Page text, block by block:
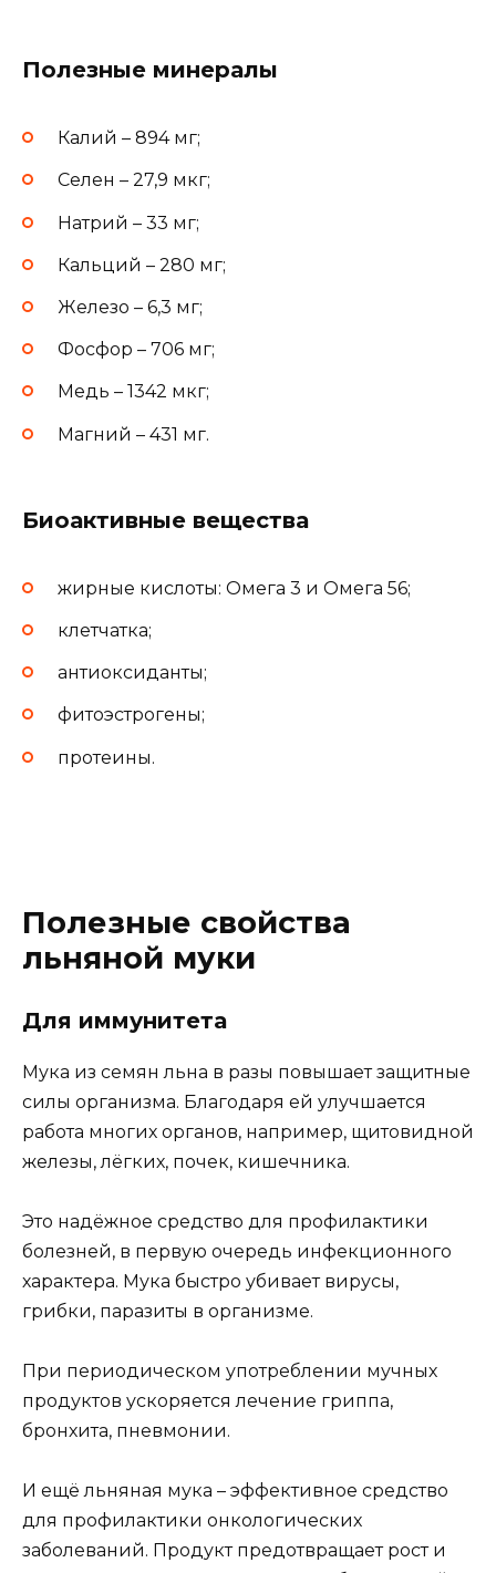
Полезные минералы
Калий – 894 мг;
Селен – 27,9 мкг;
Натрий – 33 мг;
Кальций – 280 мг;
Железо – 6,3 мг;
Фосфор – 706 мг;
Медь – 1342 мкг;
Магний – 431 мг.
Биоактивные вещества
жирные кислоты: Омега 3 и Омега 56;
клетчатка;
антиоксиданты;
фитоэстрогены;
протеины.
Полезные свойства
льняной муки
Для иммунитета
Мука из семян льна в разы повышает защитные
силы организма. Благодаря ей улучшается
работа многих органов, например, щитовидной
железы, лёгких, почек, кишечника.
Это надёжное средство для профилактики
болезней, в первую очередь инфекционного
характера. Мука быстро убивает вирусы,
грибки, паразиты в организме.
При периодическом употреблении мучных
продуктов ускоряется лечение гриппа,
бронхита, пневмонии.
И ещё льняная мука – эффективное средство
для профилактики онкологических
заболеваний. Продукт предотвращает рост и